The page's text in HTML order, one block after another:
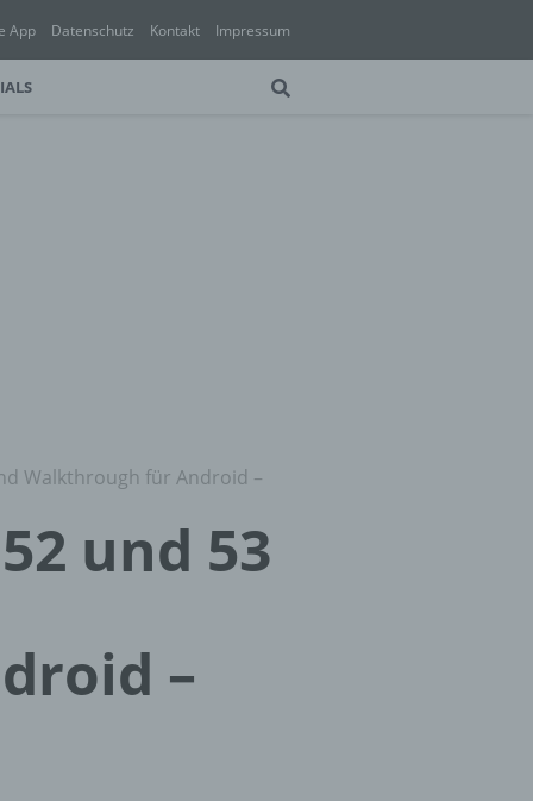
App Datenschutz Kontakt Impressum
Walkthrough für Android –
und 53
–